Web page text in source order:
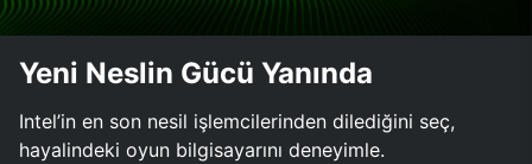
Yeni Neslin Gücü Yanında
Intel’in en son nesil işlemcilerinden dilediğini seç,
hayalindeki oyun bilgisayarını deneyimle.